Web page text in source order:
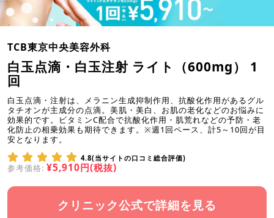
TCB東京中央美容外科
白玉点滴・白玉注射 ライト（600mg） 1
回
白玉点滴・注射は、メラニン生成抑制作用、抗酸化作用があるグル
タチオンが主成分の点滴。美肌・美白、お肌の老化などのお悩みに
効果的です。ビタミンC配合で抗酸化作用・肌荒れなどの予防・老
化防止の相乗効果も期待できます。※週1回ペース、計5～10回が目
安となります。
4.8(当サイトの口コミ総合評価)
参考価格: ¥5,910円(税抜)
クリニック公式で詳細を見る